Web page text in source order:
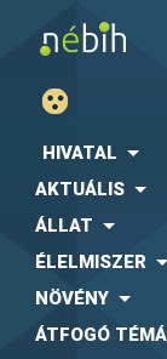
HIVATAL
AKTUÁLIS
ÁLLAT
ÉLELMISZER
NÖVÉNY
ÁTFOGÓ